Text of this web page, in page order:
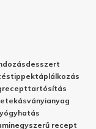
desszert
tippektáplálkozás
recepttartósítás
ásványianyag
egyszerű recept